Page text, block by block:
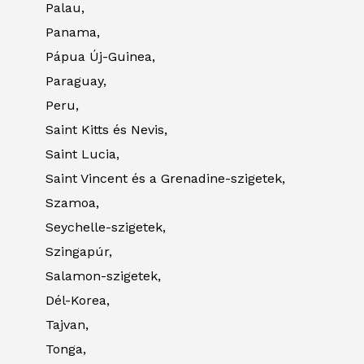
Palau,
Panama,
Pápua Új-Guinea,
Paraguay,
Peru,
Saint Kitts és Nevis,
Saint Lucia,
Saint Vincent és a Grenadine-szigetek,
Szamoa,
Seychelle-szigetek,
Szingapúr,
Salamon-szigetek,
Dél-Korea,
Tajvan,
Tonga,